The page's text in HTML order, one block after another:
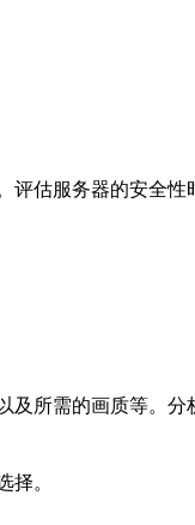
估服务器的安全性
所需的画质等。分
择。